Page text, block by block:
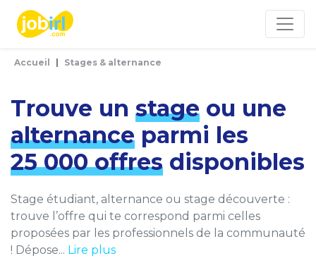
Accueil Stages & alternance
Trouve un stage ou une
alternance parmi les
25 000 offres disponibles
Stage étudiant, alternance ou stage découverte :
trouve l’offre qui te correspond parmi celles
proposées par les professionnels de la communauté
! Dépose... Lire plus
Panneau de gestion des cookies